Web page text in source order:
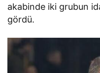
akabinde iki grubun
gördü.